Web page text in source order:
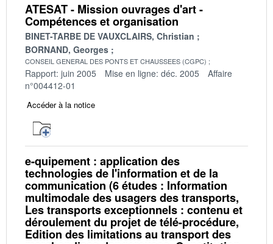
ATESAT - Mission ouvrages d'art -
Compétences et organisation
BINET-TARBE DE VAUXCLAIRS, Christian
BORNAND, Georges
CONSEIL GENERAL DES PONTS ET CHAUSSEES (CGPC)
Rapport: juin 2005 Mise en ligne: déc. 2005
Affaire
n°004412-01
Accéder à la notice
e-quipement : application des
technologies de l'information et de la
communication (6 études : Information
multimodale des usagers des transports,
Les transports exceptionnels : contenu et
déroulement du projet de télé-procédure,
Edition des limitations au transport des